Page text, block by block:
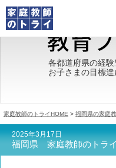
トライの教育理念
成績が上がる理由
都道府県別情報
合格体験談
各都道府県の経
お子さまの目標
家庭教師のトライHOME > 福岡県の家庭
2025年3月17日
福岡県 家庭教師のトラ